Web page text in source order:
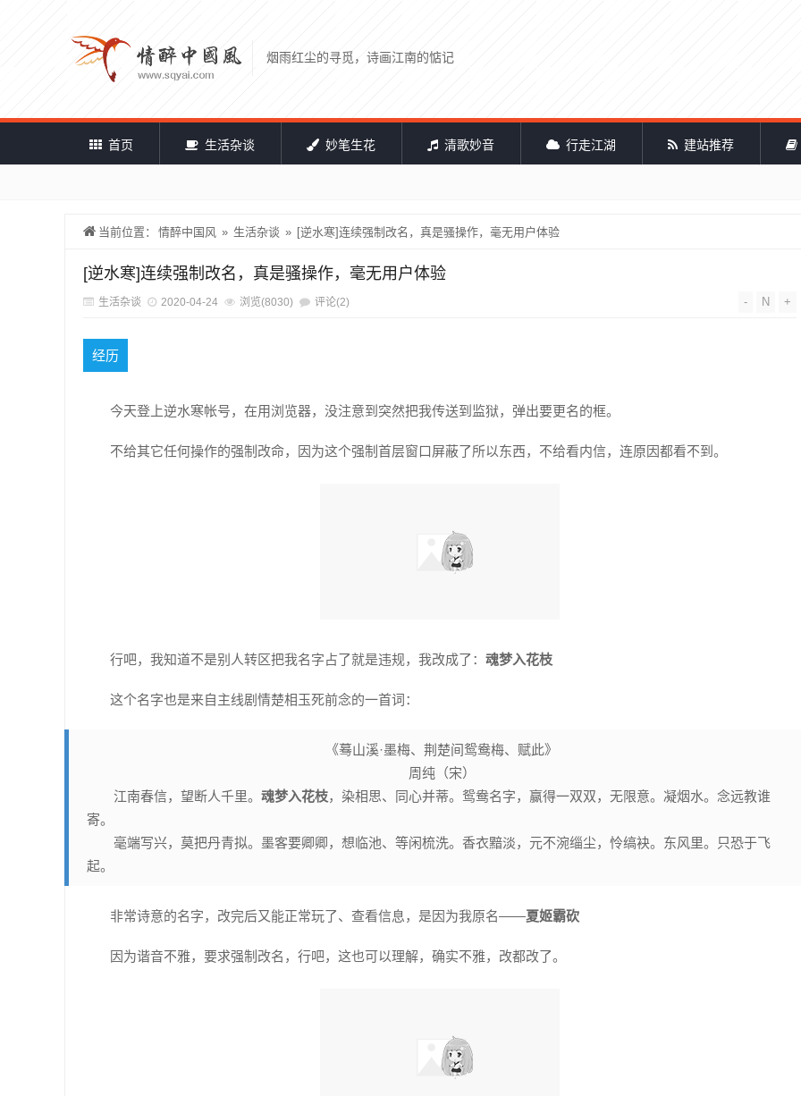
烟雨红尘的寻觅，诗画江南的惦记
首页 生活杂谈 妙笔生花 清歌妙音 行走江湖 建站推荐
当前位置： 情醉中国风 » 生活杂谈 » [逆水寒]连续强制改名，真是骚操作，毫无用户体验
[逆水寒]连续强制改名，真是骚操作，毫无用户体验
生活杂谈 2020-04-24 浏览(8030) 评论(2) - N +
经历
今天登上逆水寒帐号，在用浏览器，没注意到突然把我传送到监狱，弹出要更名的框。
不给其它任何操作的强制改命，因为这个强制首层窗口屏蔽了所以东西，不给看内信，连原因都看不到。
行吧，我知道不是别人转区把我名字占了就是违规，我改成了： 魂梦入花枝
这个名字也是来自主线剧情楚相玉死前念的一首词：
《蓦山溪·墨梅、荆楚间鸳鸯梅、赋此》
周纯（宋）
江南春信，望断人千里。 魂梦入花枝，染相思、同心并蒂。鸳鸯名字，赢得一双双，无限意。凝烟水。念远教谁
寄。
毫端写兴，莫把丹青拟。墨客要卿卿，想临池、等闲梳洗。香衣黯淡，元不涴缁尘，怜缟袂。东风里。只恐于飞
起。
非常诗意的名字，改完后又能正常玩了、查看信息，是因为我原名——夏姬霸砍
因为谐音不雅，要求强制改名，行吧，这也可以理解，确实不雅，改都改了。